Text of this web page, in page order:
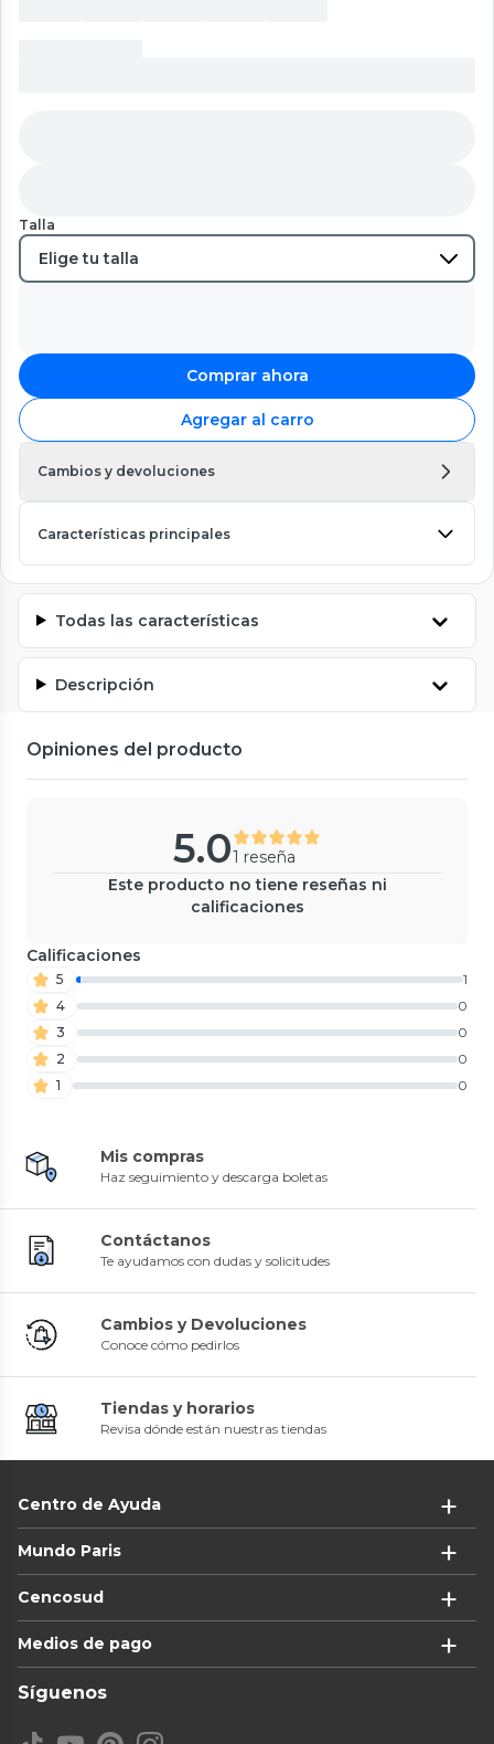
Talla
Comprar ahora
Agregar al carro
Cambios y devoluciones
Características principales
Todas las características
Descripción
Opiniones del producto
5.01 reseña
Este producto no tiene reseñas ni
calificaciones
Calificaciones
5
1
4
0
3
0
2
0
1
0
Mis compras
Haz seguimiento y descarga boletas
Contáctanos
Te ayudamos con dudas y solicitudes
Cambios y Devoluciones
Conoce cómo pedirlos
Tiendas y horarios
Revisa dónde están nuestras tiendas
Centro de Ayuda
Mundo Paris
Cencosud
Medios de pago
Síguenos